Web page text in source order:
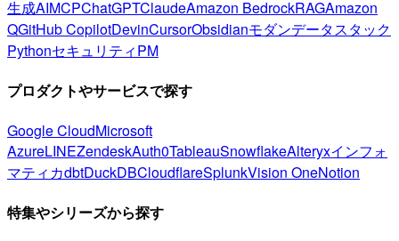
生成AIMCPChatGPTClaudeAmazon BedrockRAGAmazon
QGitHub CopilotDevinCursorObsidianモダンデータスタック
PythonセキュリティPM
プロダクトやサービスで探す
Google CloudMicrosoft
AzureLINEZendeskAuth0TableauSnowflakeAlteryxインフォ
マティカdbtDuckDBCloudflareSplunkVision OneNotion
特集やシリーズから探す